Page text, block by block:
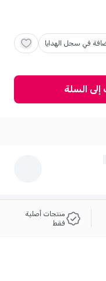
في سجل الهدايا
السلة
منتجات أصلية
فقط